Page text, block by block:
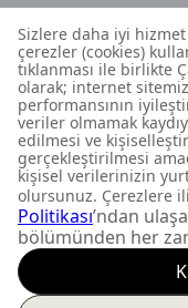
Satış Noktaları
Montaj Bilgileri
Müşteri İletişim Merkezi